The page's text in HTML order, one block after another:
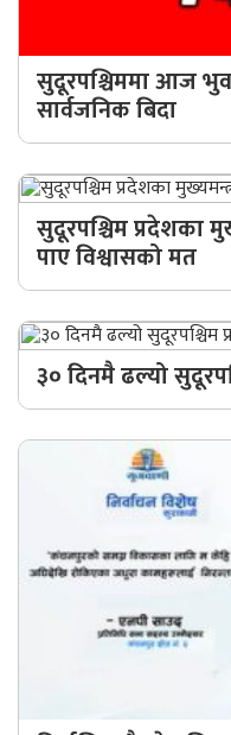
प्रदेश
कर्णाली
प्रदेश
सुदूरपश्चिम
प्रदेश
समाज
विचार
घुमफिर
सुदूरपश्चिममा आज
सार्वजनिक बिदा
सुदूरपश्चिम प्रदेशका
पाए विश्वासको मत
३० दिनमै ढल्यो